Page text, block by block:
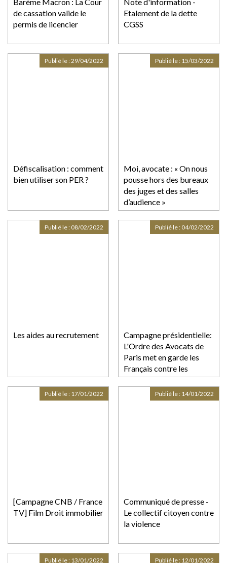
Barème Macron : La Cour
de cassation valide le
permis de licencier
Note d'information -
Etalement de la dette
CGSS
Défiscalisation : comment
bien utiliser son PER ?
Publié le :29/04/2022
Moi, avocate : « On nous
pousse hors des bureaux
des juges et des salles
d’audience »
Publié le : 15/03/2022
Les aides au recrutement
Publié le : 08/02/2022
Campagne présidentielle:
L'Ordre des Avocats de
Paris met en garde les
Français contre les
déclarations dangereuses
de certains candidats
Publié le : 04/02/2022
[Campagne CNB / France
TV] Film Droit immobilier
Publié le : 17/01/2022
Communiqué de presse -
Le collectif citoyen contre
la violence
Publié le : 14/01/2022
Publié le : 13/01/2022 Publié le : 12/01/2022